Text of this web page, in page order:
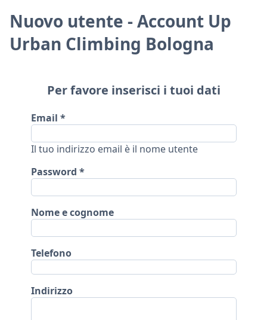
Nuovo utente - Account Up
Urban Climbing Bologna
Per favore inserisci i tuoi dati
Email
Il tuo indirizzo email è il nome utente
Password
Nome e cognome
Telefono
Indirizzo